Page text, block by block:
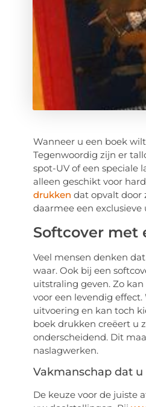
Wanneer u een boek
Tegenwoordig zijn er
spot-UV of een speciale
alleen geschikt voor
drukken dat opvalt door
daarmee een
Softcover met
Veel mensen denken
waar. Ook bij een
uitstraling geven. Zo
voor een levendig
uitvoering en kan toch
boek drukken creëert u
onderscheidend. Dit
naslagwerken.
Vakmanschap dat
De keuze voor de juiste